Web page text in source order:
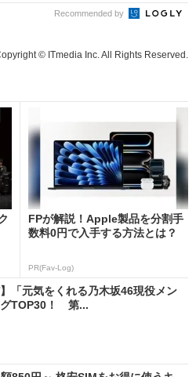
Recommended by
© ITmedia Inc. All Rights Reserved.
FPが解説！Apple製品を分割手
数料0円で入手する方法とは？
PR(Fav-Log)
】「元気をくれる乃木坂46現役メン
グTOP30！ 第...